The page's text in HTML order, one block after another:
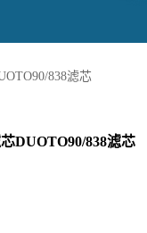
838滤芯
DUOTO90/838滤芯